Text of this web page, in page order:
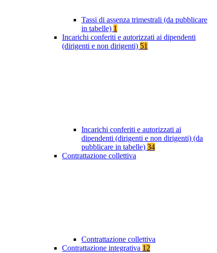
Tassi di assenza trimestrali (da pubblicare
in tabelle) 1
Incarichi conferiti e autorizzati ai dipendenti
(dirigenti e non dirigenti) 51
Incarichi conferiti e autorizzati ai
dipendenti (dirigenti e non dirigenti) (da
pubblicare in tabelle) 34
Contrattazione collettiva
Contrattazione collettiva
Contrattazione integrativa 12